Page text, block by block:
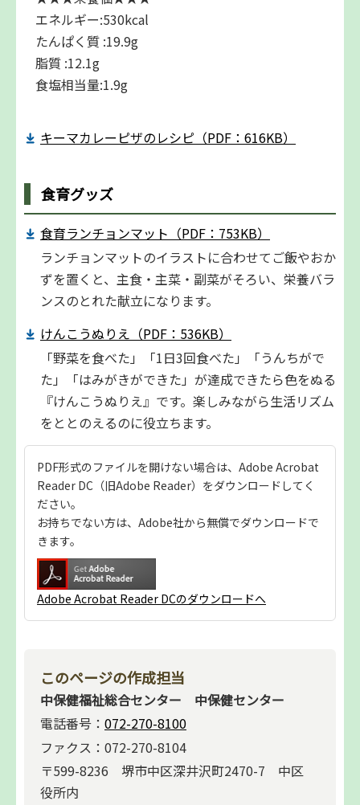
エネルギー:530kcal
たんぱく質 :19.9g
脂質 :12.1g
食塩相当量:1.9g
キーマカレーピザのレシピ（PDF：616KB）
食育グッズ
食育ランチョンマット（PDF：753KB）
ランチョンマットのイラストに合わせてご飯やおか
ずを置くと、主食・主菜・副菜がそろい、栄養バラ
ンスのとれた献立になります。
けんこうぬりえ（PDF：536KB）
「野菜を食べた」「1日3回食べた」「うんちがで
た」「はみがきができた」が達成できたら色をぬる
『けんこうぬりえ』です。楽しみながら生活リズム
をととのえるのに役立ちます。
PDF形式のファイルを開けない場合は、Adobe Acrobat
Reader DC（旧Adobe Reader）をダウンロードしてく
ださい。
お持ちでない方は、Adobe社から無償でダウンロードで
きます。
Adobe Acrobat Reader DCのダウンロードへ
このページの作成担当
中保健福祉総合センター 中保健センター
電話番号： 072-270-8100
ファクス：072-270-8104
〒599-8236 堺市中区深井沢町2470-7 中区
役所内